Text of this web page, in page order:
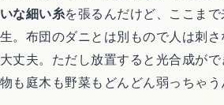
いな細い糸を張るんだけど、ここま
生。布団のダニとは別もので人は刺
大丈夫。ただし放置すると光合成が
物も庭木も野菜もどんどん弱っちゃう